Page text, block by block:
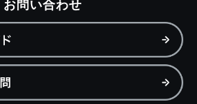
お問い合わせ